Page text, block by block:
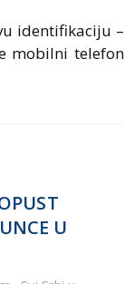
identifikaciju –
mobilni telefon
U